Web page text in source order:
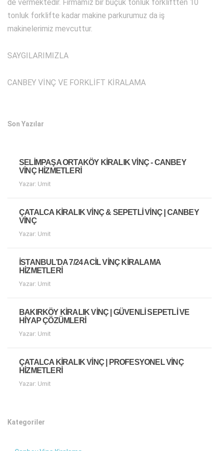
de vermektedir. Firmamız bir buçuk tonluk forkliftten 10
tonluk forklifte kadar makine parkurumuz da iş
makinelerimiz mevcuttur.
SAYGILARIMIZLA
CANBEY VİNÇ VE FORKLİFT KİRALAMA
Son Yazılar
SELIMPAŞA ORTAKÖY KIRALIK VINÇ - CANBEY
VINÇ HIZMETLERI
Yazar: Umit
ÇATALCA KIRALIK VINÇ & SEPETLI VINÇ | CANBEY
VINÇ
Yazar: Umit
İSTANBUL’DA 7/24 ACIL VINÇ KIRALAMA
HIZMETLERI
Yazar: Umit
BAKIRKÖY KIRALIK VINÇ | GÜVENLI SEPETLI VE
HIYAP ÇÖZÜMLERI
Yazar: Umit
ÇATALCA KIRALIK VINÇ | PROFESYONEL VINÇ
HIZMETLERI
Yazar: Umit
Kategoriler